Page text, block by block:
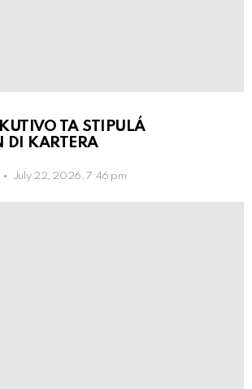
TA STIPULÁ
DI KARTERA
July 22, 2026, 7:46 pm